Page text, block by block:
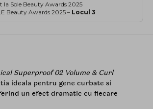
la Sole Beauty Awards 2025
Beauty Awards 2025 – Locul 3
Superproof 02 Volume & Curl
ideala pentru gene curbate si
un efect dramatic cu fiecare